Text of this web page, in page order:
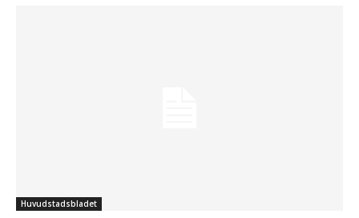
Huvudstadsbladet